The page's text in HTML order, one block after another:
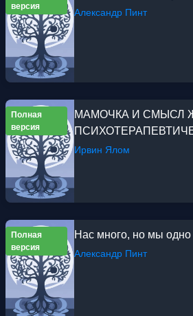
версия
Александр Пинт
Полная
версия
МАМОЧКА И СМЫСЛ
Ирвин Ялом
Полная
версия
Нас много, но мы одно
Александр Пинт